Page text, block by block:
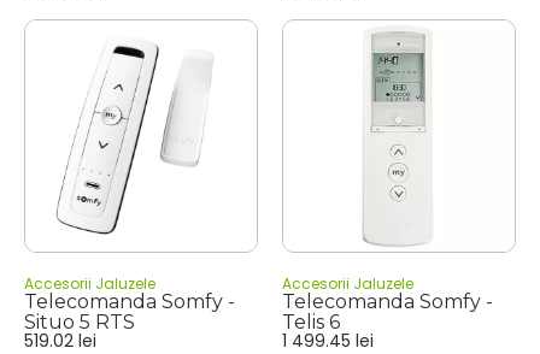
Accesorii Jaluzele
Telecomanda Somfy -
Situo 5 RTS
519.02 lei
Accesorii Jaluzele
Telecomanda Somfy -
Telis 6
1 499.45 lei